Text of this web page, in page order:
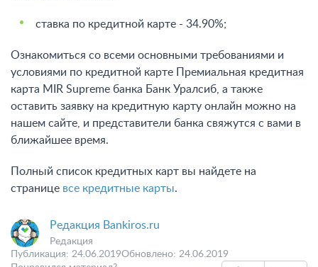
ставка по кредитной карте - 34.90%;
Ознакомиться со всеми основными требованиями и
условиями по кредитной карте Премиальная кредитная
карта MIR Supreme банка Банк Уралсиб, а также
оставить заявку на кредитную карту онлайн можно на
нашем сайте, и представители банка свяжутся с вами в
ближайшее время.
Полный список кредитных карт вы найдете на
странице все кредитные карты.
Редакция Bankiros.ru
Редакция
Публикация: 24.06.2019Обновлено: 24.06.2019